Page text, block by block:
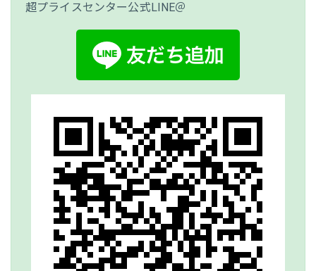
超プライスセンター公式LINE＠